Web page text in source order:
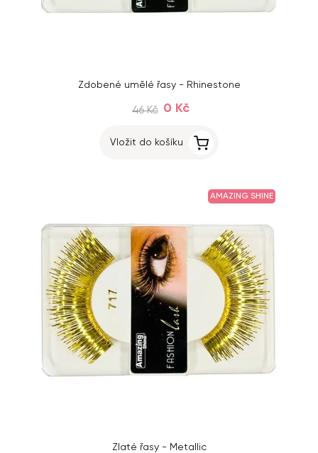
Zdobené umělé řasy - Rhinestone
46 Kč 0 Kč
Vložit do košíku
AMAZING SHINE
Zlaté řasy - Metallic